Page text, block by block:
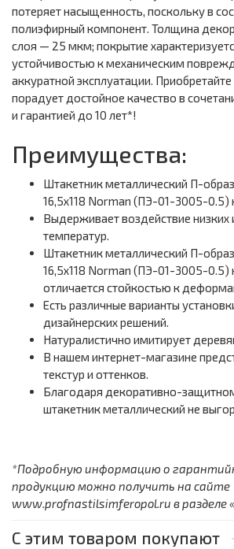
потеряет насыщенность, поскольку в
полиэфирный компонент. Толщина
слоя — 25 мкм; покрытие
устойчивостью к механическим
аккуратной эксплуатации.
порадует достойное качество в
и гарантией до 10 лет*!
Преимущества:
Штакетник металлический П-
16,5х118 Norman (ПЭ-01-3005-0.5)
Выдерживает воздействие низких
температур.
Штакетник металлический П-
16,5х118 Norman (ПЭ-01-3005-0.5)
отличается стойкостью к
Есть различные варианты
дизайнерских решений.
Натуралистично имитирует
В нашем интернет-магазине
текстур и оттенков.
Благодаря декоративно-
штакетник металлический не
*Подробную информацию о
продукцию можно получить на сайте
www.profnastilsimferopol.ru в разделе
С этим товаром покупают